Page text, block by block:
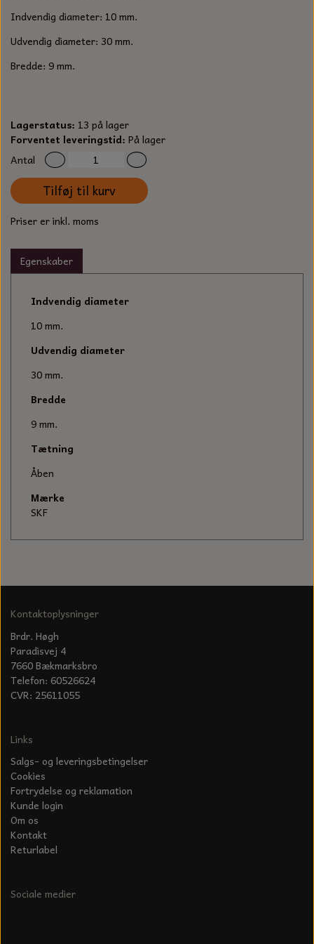
SORTIMENT
OLIE TIL SMÅMOTORER & HAVEMASKINER
SPÆNDEBÅND
BENSINSLANGE OG FILTRE
STARTSNOR OG TILBEHØR
UNIVERSAL REMSKIVER OG STYRERULLER
SMERGELLÆRRED
STIKSAV KLINGER
MEJSLER
VÆRKTØJSSÆT
FEDTPRESSER
Indvendig diameter: 10 mm.
Udvendig diameter: 30 mm.
Bredde: 9 mm.
Lagerstatus: 13 på lager
Forventet leveringstid: På lager
Antal
Tilføj til kurv
Priser er inkl. moms
Egenskaber
Indvendig diameter
10 mm.
Udvendig diameter
30 mm.
Bredde
9 mm.
Tætning
Åben
Mærke
SKF
Kontaktoplysninger
Brdr. Høgh
Paradisvej 4
7660 Bækmarksbro
Telefon: 60526624
CVR: 25611055
Links
Salgs- og leveringsbetingelser
Cookies
Fortrydelse og reklamation
Kunde login
Om os
Kontakt
Returlabel
Sociale medier